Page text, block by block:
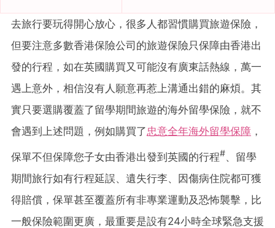
去旅行要玩得開心放心，很多人都習慣購買旅遊保險，
但要注意多數香港保險公司的旅遊保險只保障由香港出
發的行程，如在英國購買又可能沒有廣東話熱線，萬一
遇上意外，相信沒有人願意再惹上溝通出錯的麻煩。其
實只要選購覆蓋了留學期間旅遊的海外留學保險，就不
會遇到上述問題，例如購買了忠意全年海外留學保障 ，
保單不但保障您子女由香港出發到英國的行程#、留學
期間旅行如有行程延誤、遺失行李、因傷病住院都可獲
得賠償，保單甚至覆蓋所有非專業運動及恐怖襲擊，比
一般保險範圍更廣，最重要是設有24小時全球緊急支援